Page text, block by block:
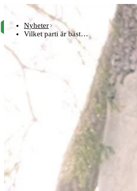
Nyheter
Vilket parti är bäst…